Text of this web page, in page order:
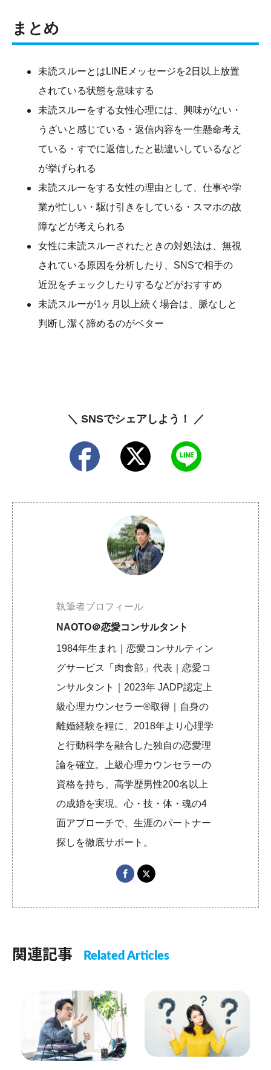
まとめ
未読スルーとはLINEメッセージを2日以上放置
されている状態を意味する
未読スルーをする女性心理には、興味がない・
うざいと感じている・返信内容を一生懸命考え
ている・すでに返信したと勘違いしているなど
が挙げられる
未読スルーをする女性の理由として、仕事や学
業が忙しい・駆け引きをしている・スマホの故
障などが考えられる
女性に未読スルーされたときの対処法は、無視
されている原因を分析したり、SNSで相手の
近況をチェックしたりするなどがおすすめ
未読スルーが1ヶ月以上続く場合は、脈なしと
判断し潔く諦めるのがベター
＼ SNSでシェアしよう！ ／
執筆者プロフィール
NAOTO＠恋愛コンサルタント
1984年生まれ｜恋愛コンサルティン
グサービス「肉食部」代表｜恋愛コ
ンサルタント｜2023年 JADP認定上
級心理カウンセラー®取得｜自身の
離婚経験を糧に、2018年より心理学
と行動科学を融合した独自の恋愛理
論を確立。上級心理カウンセラーの
資格を持ち、高学歴男性200名以上
の成婚を実現。心・技・体・魂の4
面アプローチで、生涯のパートナー
探しを徹底サポート。
関連記事 Related Articles